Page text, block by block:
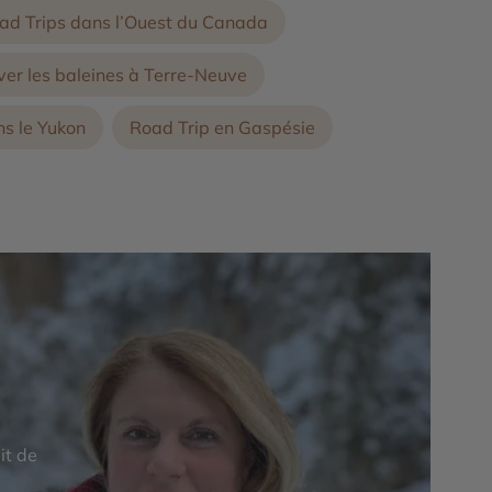
Trips dans l’Ouest du Canada
les baleines à Terre-Neuve
le Yukon Road Trip en Gaspésie
de